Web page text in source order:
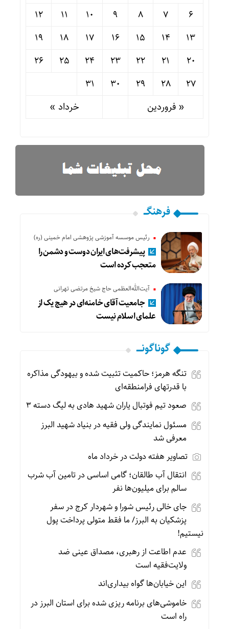
« فروردین خرداد »
6
7
8
9
10
11
12
13
14
15
16
17
18
19
20
21
22
23
24
25
26
27
28
29
30
31
فرهنگـــ
رئیس موسسه آموزشی پژوهشی امام خمینی (ره)
پیشرفت‌های ایران دوست و دشمن را
متعجب کرده است
آیت‌الله‌العظمی حاج شیخ مرتضی تهرانی
جامعیت آقای خامنه‌ای در هیچ یک از
علمای اسلام نیست
گوناگونـــــ
تنگه هرمز؛ حاکمیت تثبیت شده و بیهودگی مذاکره
با قدرتهای فرامنطقه‌ای
صعود تیم فوتبال یاران شهید هادی به لیگ دسته ۳
مسئول نمایندگی ولی فقیه در ‌بنیاد شهید البرز
معرفی شد
تصاویر هفته دولت در خرداد ماه
انتقال آب طالقان؛ گامی اساسی در تامین آب شرب
سالم برای میلیون‌ها نفر
جای خالی رئیس شورا و شهردار کرج در سفر
پزشکیان به البرز/ ما فقط متولی پرداخت پول
نیستیم!
عدم اطاعت از رهبری، مصداق عینی ضد
ولایت‌فقیه است
این خیابان‌ها گواه بیداری‌اند
خاموشی‌های برنامه ریزی شده برای استان البرز در
راه است